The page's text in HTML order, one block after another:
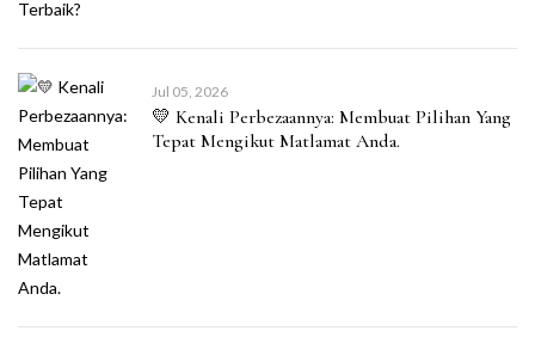
Jul 05, 2026
💛 Kenali Perbezaannya: Membuat Pilihan Yang
Tepat Mengikut Matlamat Anda.